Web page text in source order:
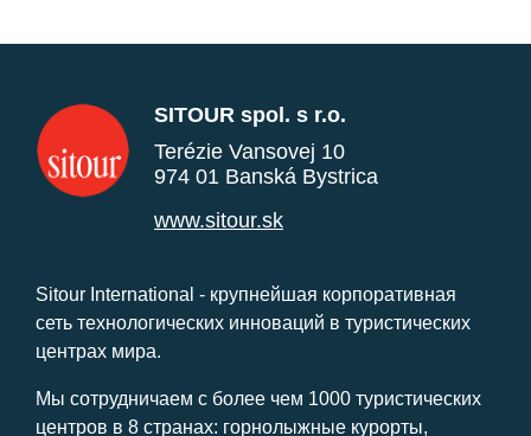
SITOUR spol. s r.o.
Terézie Vansovej 10
974 01 Banská Bystrica
www.sitour.sk
Sitour International - крупнейшая корпоративная
сеть технологических инноваций в туристических
центрах мира.
Мы сотрудничаем с более чем 1000 туристических
центров в 8 странах: горнолыжные курорты,